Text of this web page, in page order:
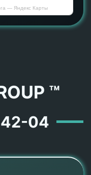
— Яндекс Карты
™
04